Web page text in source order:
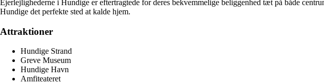
Ejerlejlighederne i Hundige er eftertragtede for deres bekvemmelige beliggenhed tæt på både
Hundige det perfekte sted at kalde hjem.
Attraktioner
Hundige Strand
Greve Museum
Hundige Havn
Amfiteateret